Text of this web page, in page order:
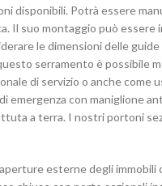
disponibili. Potrà essere
Il suo montaggio può essere
le dimensioni delle
serramento è possibile
di servizio o anche come
emergenza con maniglione
a terra. I nostri portoni
esterne degli immobili